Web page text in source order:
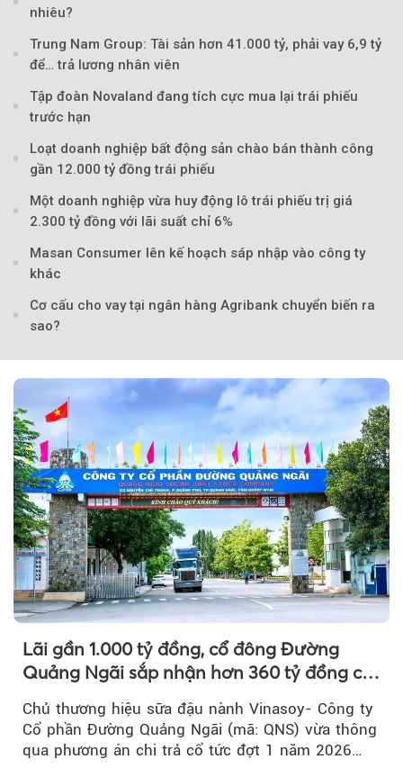
nhiêu?
Trung Nam Group: Tài sản hơn 41.000 tỷ, phải vay 6,9 tỷ
để… trả lương nhân viên
Tập đoàn Novaland đang tích cực mua lại trái phiếu
trước hạn
Loạt doanh nghiệp bất động sản chào bán thành công
gần 12.000 tỷ đồng trái phiếu
Một doanh nghiệp vừa huy động lô trái phiếu trị giá
2.300 tỷ đồng với lãi suất chỉ 6%
Masan Consumer lên kế hoạch sáp nhập vào công ty
khác
Cơ cấu cho vay tại ngân hàng Agribank chuyển biến ra
sao?
Lãi gần 1.000 tỷ đồng, cổ đông Đường
Quảng Ngãi sắp nhận hơn 360 tỷ đồng cổ
Chủ thương hiệu sữa đậu nành Vinasoy- Công ty
Cổ phần Đường Quảng Ngãi (mã: QNS) vừa thông
qua phương án chi trả cổ tức đợt 1 năm 2026